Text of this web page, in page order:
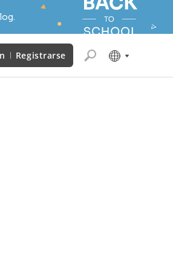
Registrarse